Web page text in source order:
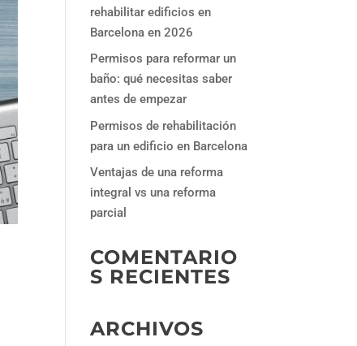
rehabilitar edificios en
Barcelona en 2026
Permisos para reformar un
baño: qué necesitas saber
antes de empezar
Permisos de rehabilitación
para un edificio en Barcelona
Ventajas de una reforma
integral vs una reforma
parcial
COMENTARIO
S RECIENTES
ARCHIVOS